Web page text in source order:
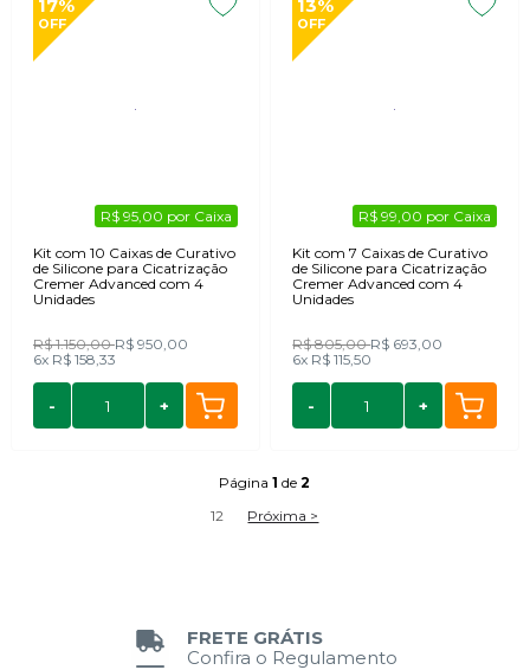
17%
OFF
R$ 95,00 por Caixa
Kit com 10 Caixas de Curativo
de Silicone para Cicatrização
Cremer Advanced com 4
Unidades
R$ 1.150,00R$ 950,00
6x R$ 158,33
- +
13%
OFF
R$ 99,00 por Caixa
Kit com 7 Caixas de Curativo
de Silicone para Cicatrização
Cremer Advanced com 4
Unidades
R$ 805,00R$ 693,00
6x R$ 115,50
- +
Página1 de2
12 Próxima >
FRETE GRÁTIS
Confira o Regulamento